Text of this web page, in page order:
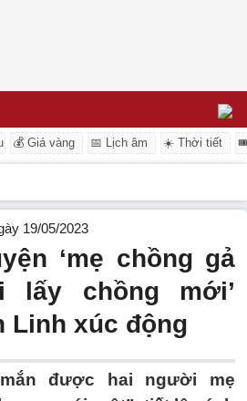
💰 Giá vàng 📅 Lịch âm ☀️ Thời tiết
19/05/2023
‘mẹ chồng gả
lấy chồng mới’
Linh xúc động
được hai người mẹ